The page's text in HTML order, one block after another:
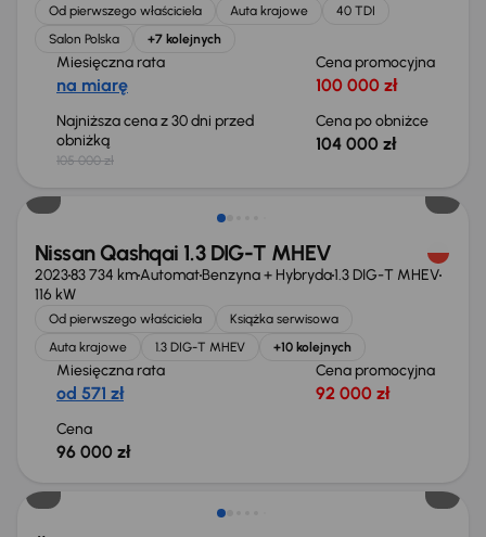
Od pierwszego właściciela Auta krajowe
40 TDI
Salon Polska
+7 kolejnych
Miesięczna rata
na miarę
Cena promocyjna
100 000 zł
Najniższa cena z 30 dni przed
obniżką
105 000 zł
Cena po obniżce
104 000 zł
Możliwość odliczenia VAT
Nissan Qashqai 1.3 DIG-T MHEV
202383 734 kmAutomatBenzyna + Hybryda1.3 DIG-T MHEV
116 kW
Od pierwszego właściciela
Książka serwisowa
Auta krajowe
1.3 DIG-T MHEV +10 kolejnych
Miesięczna rata
od 571 zł
Cena promocyjna
92 000 zł
Cena
96 000 zł
Możliwość odliczenia VAT